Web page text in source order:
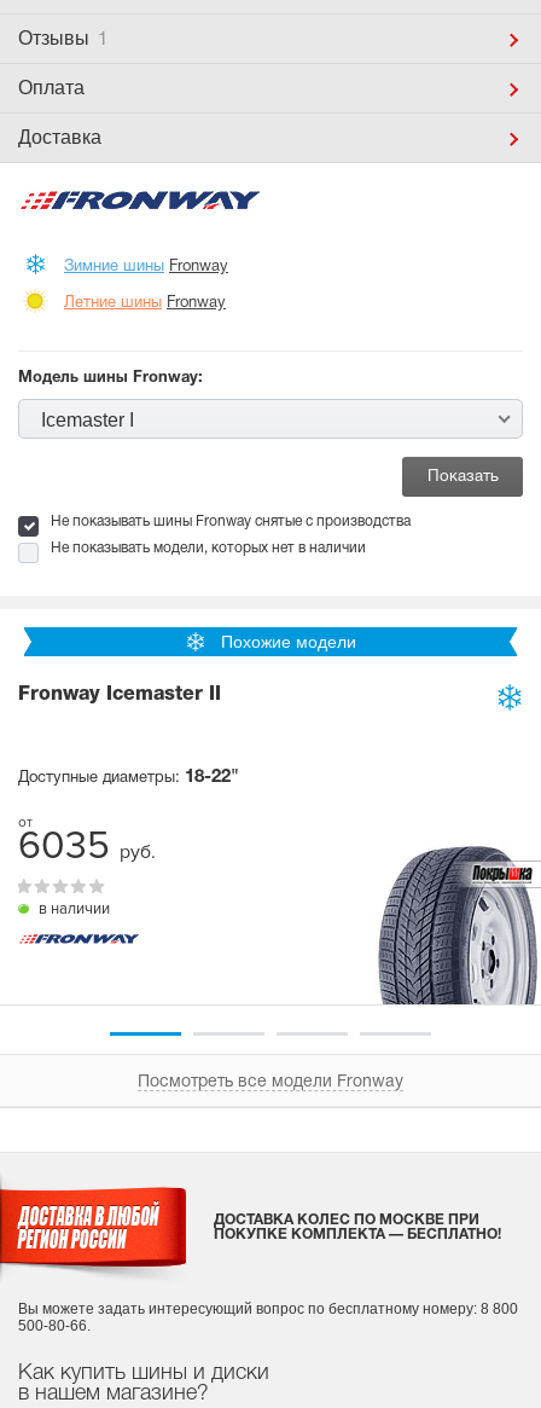
Отзывы 1
Оплата
Доставка
Зимние шины Fronway
Летние шины Fronway
Модель шины Fronway:
Icemaster I
Не показывать шины Fronway снятые с производства
Не показывать модели, которых нет в наличии
Похожие модели
Fronway Icemaster II
Доступные диаметры: 18-22"
6035 руб.
в наличии
Посмотреть все модели Fronway
Как купить шины и диски
в нашем магазине?
ДОСТАВКА КОЛЕС ПО МОСКВЕ ПРИ
ПОКУПКЕ КОМПЛЕКТА — БЕСПЛАТНО!
Вы можете задать интересующий вопрос по бесплатному номеру: 8 800
500-80-66.